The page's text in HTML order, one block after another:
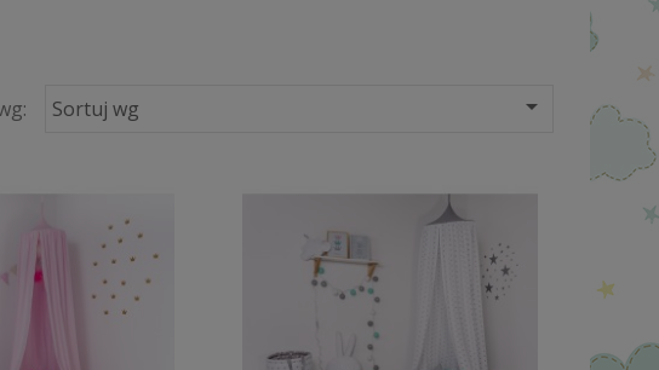
Sortuj wg 